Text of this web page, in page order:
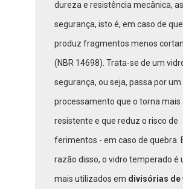
dureza e resistência mecânica,
segurança, isto é, em caso de
produz fragmentos menos
(NBR 14698). Trata-se de um
segurança, ou seja, passa por um
processamento que o torna mais
resistente e que reduz o risco de
ferimentos - em caso de quebra.
razão disso, o vidro temperado é
mais utilizados em divisórias